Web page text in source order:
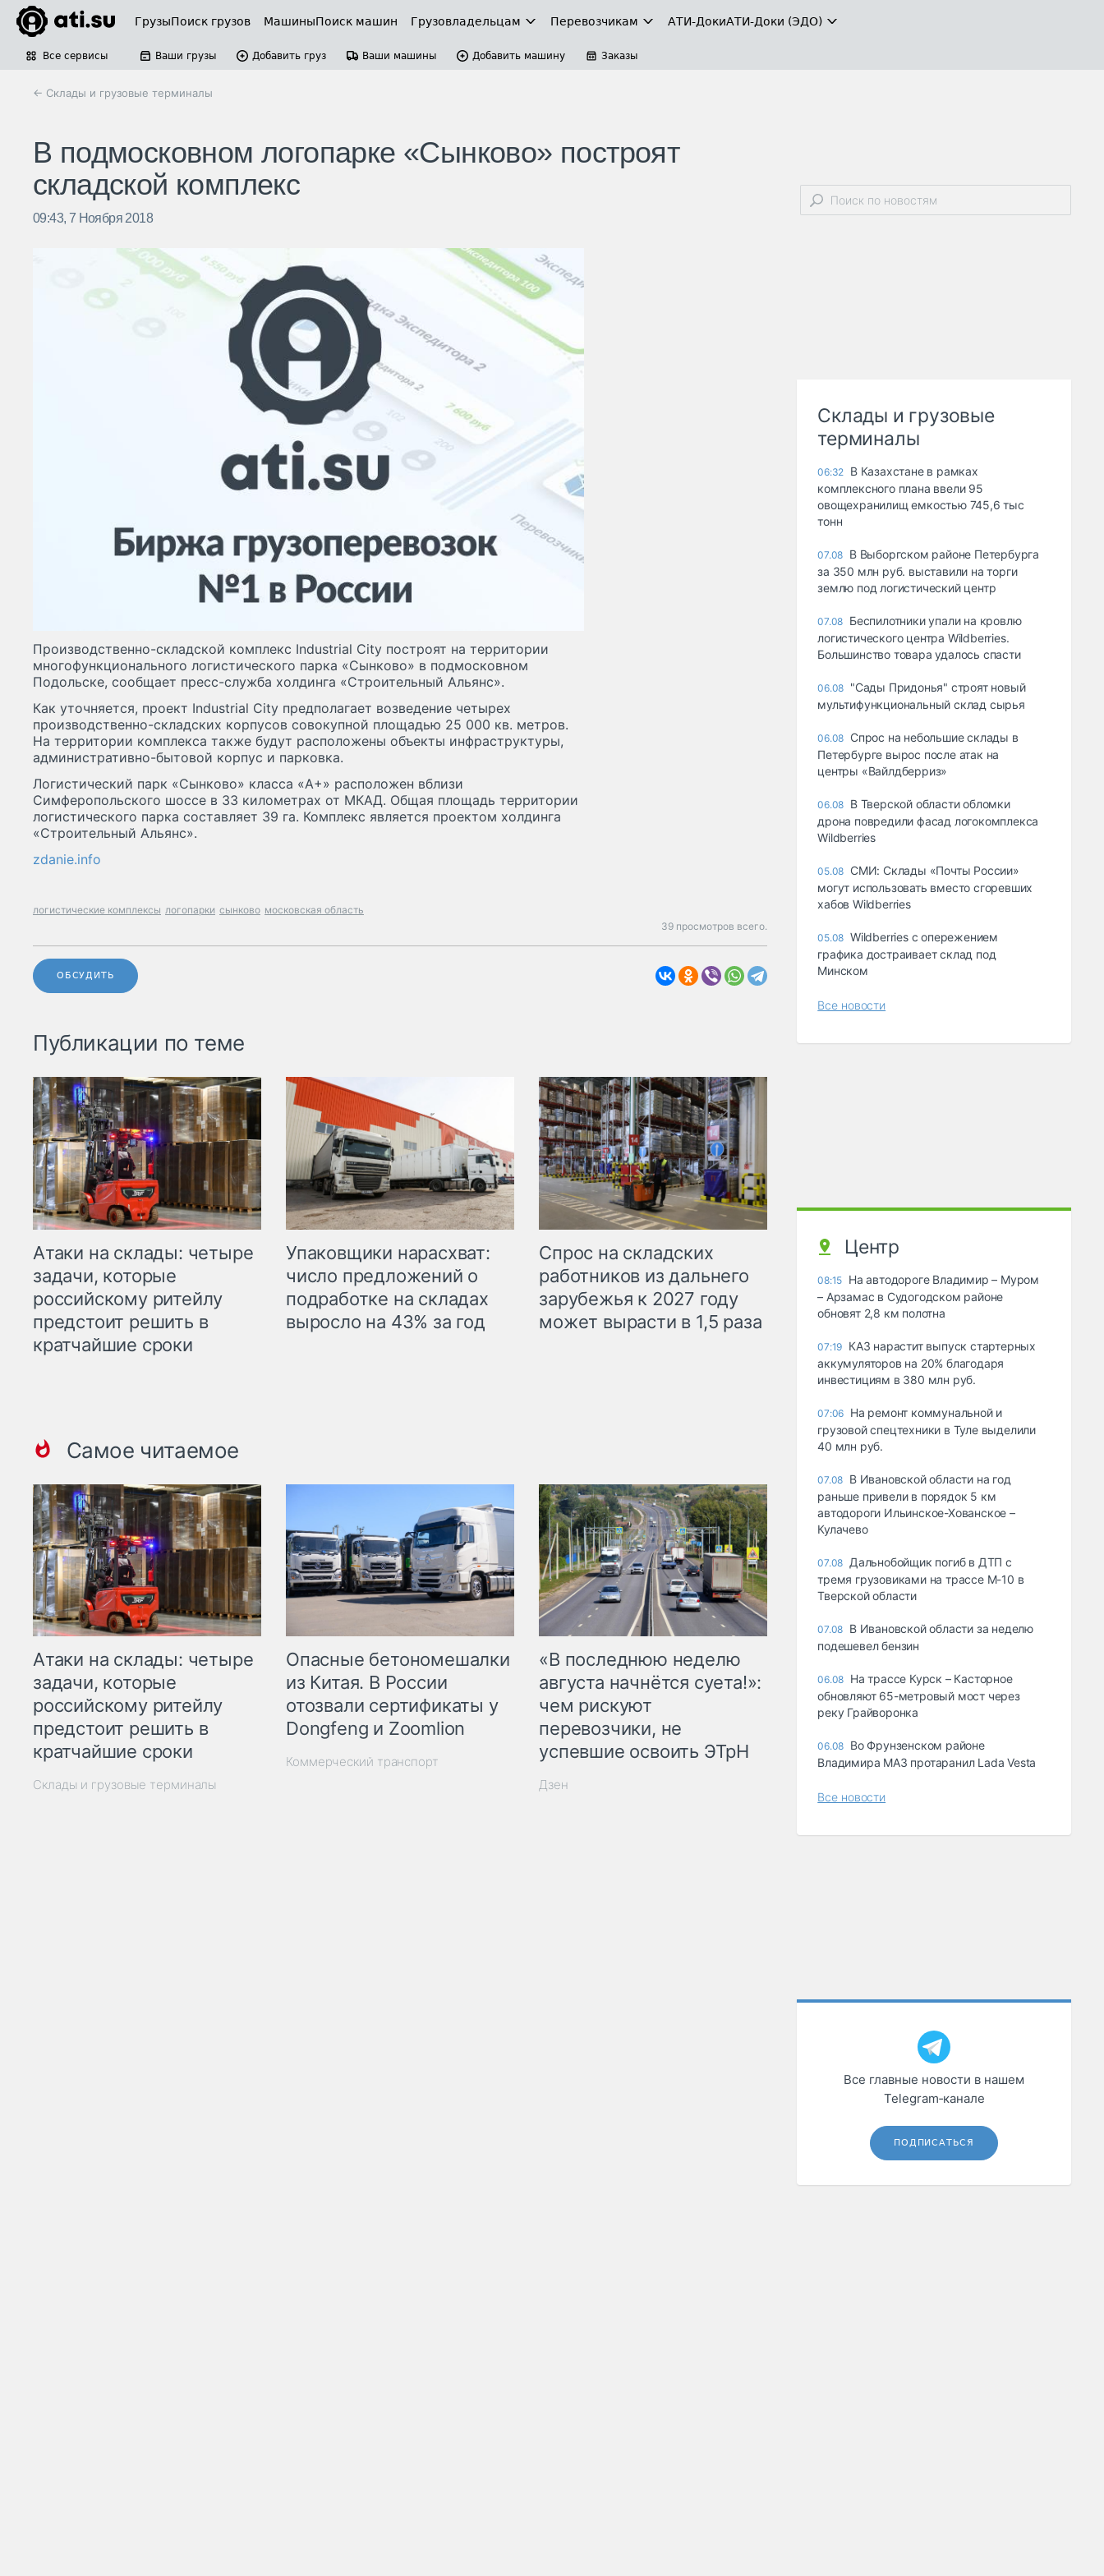
ГрузыПоиск грузов МашиныПоиск машин Грузовладельцам Перевозчикам АТИ-ДокиАТИ-Доки (ЭДО)
Все сервисы Ваши грузы Добавить груз Ваши машины Добавить машину Заказы
← Склады и грузовые терминалы
В подмосковном логопарке «Сынково» построят
складской комплекс
09:43, 7 Ноября 2018
Производственно-складской комплекс Industrial City построят на территории
многофункционального логистического парка «Сынково» в подмосковном
Подольске, сообщает пресс-служба холдинга «Строительный Альянс».
Как уточняется, проект Industrial City предполагает возведение четырех
производственно-складских корпусов совокупной площадью 25 000 кв. метров.
На территории комплекса также будут расположены объекты инфраструктуры,
административно-бытовой корпус и парковка.
Логистический парк «Сынково» класса «A+» расположен вблизи
Симферопольского шоссе в 33 километрах от МКАД. Общая площадь территории
логистического парка составляет 39 га. Комплекс является проектом холдинга
«Строительный Альянс».
zdanie.info
логистические комплексы логопарки сынково московская область
39 просмотров всего.
ОБСУДИТЬ
Публикации по теме
Атаки на склады: четыре
задачи, которые
российскому ритейлу
предстоит решить в
кратчайшие сроки
Упаковщики нарасхват:
число предложений о
подработке на складах
выросло на 43% за год
Спрос на складских
работников из дальнего
зарубежья к 2027 году
может вырасти в 1,5 раза
Самое читаемое
Атаки на склады: четыре
задачи, которые
российскому ритейлу
предстоит решить в
кратчайшие сроки
Склады и грузовые терминалы
Опасные бетономешалки
из Китая. В России
отозвали сертификаты у
Dongfeng и Zoomlion
Коммерческий транспорт
«В последнюю неделю
августа начнётся суета!»:
чем рискуют
перевозчики, не
успевшие освоить ЭТрН
Дзен
Склады и грузовые
терминалы
06:32 В Казахстане в рамках
комплексного плана ввели 95
овощехранилищ емкостью 745,6 тыс
тонн
07.08 В Выборгском районе Петербурга
за 350 млн руб. выставили на торги
землю под логистический центр
07.08 Беспилотники упали на кровлю
логистического центра Wildberries.
Большинство товара удалось спасти
06.08 "Сады Придонья" строят новый
мультифункциональный склад сырья
06.08 Спрос на небольшие склады в
Петербурге вырос после атак на
центры «Вайлдберриз»
06.08 В Тверской области обломки
дрона повредили фасад логокомплекса
Wildberries
05.08 СМИ: Склады «Почты России»
могут использовать вместо сгоревших
хабов Wildberries
05.08 Wildberries с опережением
графика достраивает склад под
Минском
Все новости
Центр
08:15 На автодороге Владимир – Муром
– Арзамас в Судогодском районе
обновят 2,8 км полотна
07:19 КАЗ нарастит выпуск стартерных
аккумуляторов на 20% благодаря
инвестициям в 380 млн руб.
07:06 На ремонт коммунальной и
грузовой спецтехники в Туле выделили
40 млн руб.
07.08 В Ивановской области на год
раньше привели в порядок 5 км
автодороги Ильинское-Хованское –
Кулачево
07.08 Дальнобойщик погиб в ДТП с
тремя грузовиками на трассе М-10 в
Тверской области
07.08 В Ивановской области за неделю
подешевел бензин
06.08 На трассе Курск – Касторное
обновляют 65-метровый мост через
реку Грайворонка
06.08 Во Фрунзенском районе
Владимира МАЗ протаранил Lada Vesta
Все новости
Все главные новости в нашем
Telegram‑канале
ПОДПИСАТЬСЯ